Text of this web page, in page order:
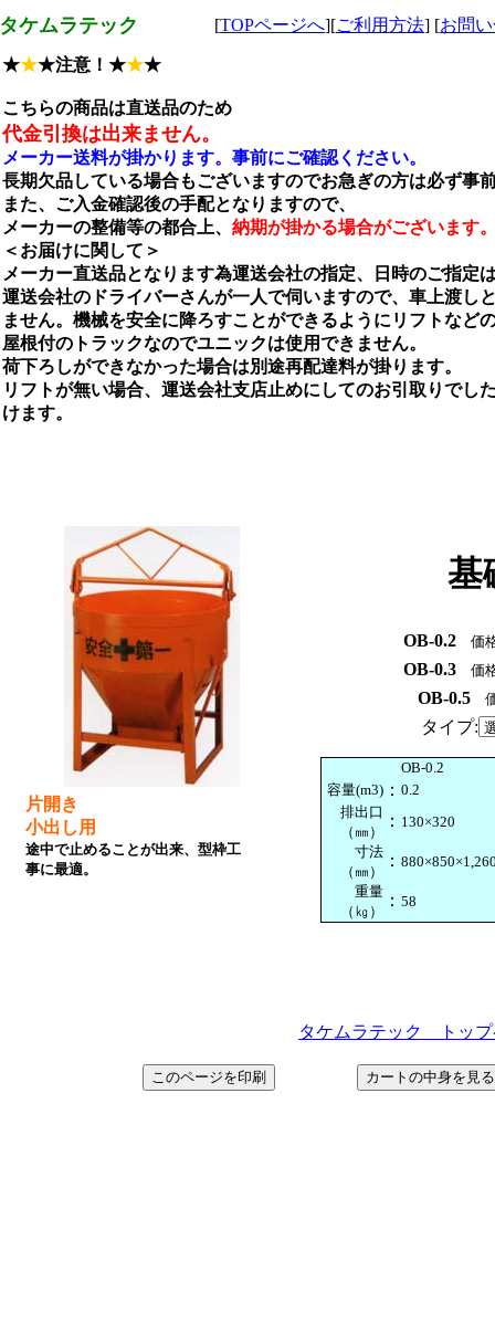
片開き
小出し用
途中で止めることが出来、型枠工
事に最適。
基
OB-0.2 価
OB-0.3 価
OB-0.5
タイプ:
OB-0.2
容量(m3) ： 0.2
排出口
（㎜）
： 130×320
寸法
（㎜）
：
重量
（㎏）
： 58
★★★注意！★★★
こちらの商品は直送品のため
代金引換は出来ません。
メーカー送料が掛かります。事前にご確認ください。
長期欠品している場合もございますのでお急ぎの方は必ず事
また、ご入金確認後の手配となりますので、
メーカーの整備等の都合上、 納期が掛かる場合がございます
＜お届けに関して＞
メーカー直送品となります為運送会社の指定、日時のご指定
運送会社のドライバーさんが一人で伺いますので、車上渡し
ません。機械を安全に降ろすことができるようにリフトなど
屋根付のトラックなのでユニックは使用できません。
荷下ろしができなかった場合は別途再配達料が掛ります。
リフトが無い場合、運送会社支店止めにしてのお引取りでし
けます。
タケムラテック トップ
[TOPページへ][ご利用方法] [お問
タケムラテック